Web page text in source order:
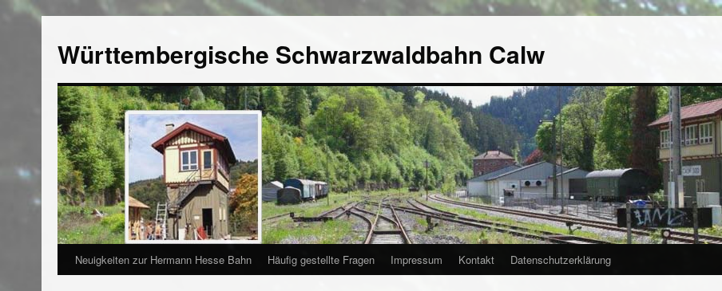
Württembergische Schwarzwaldbahn Calw
Neuigkeiten zur Hermann Hesse Bahn Häufig gestellte Fragen Impressum Kontakt Datenschutzerklärung